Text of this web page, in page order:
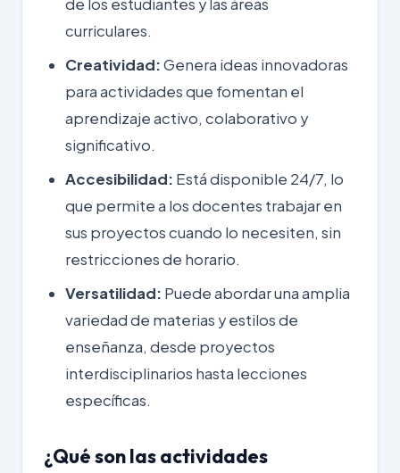
de los estudiantes y las áreas
curriculares.
Creatividad:Genera ideas innovadoras
para actividades que fomentan el
aprendizaje activo, colaborativo y
significativo.
Accesibilidad: Está disponible 24/7, lo
que permite a los docentes trabajar en
sus proyectos cuando lo necesiten, sin
restricciones de horario.
Versatilidad: Puede abordar una amplia
variedad de materias y estilos de
enseñanza, desde proyectos
interdisciplinarios hasta lecciones
específicas.
¿Qué son las actividades